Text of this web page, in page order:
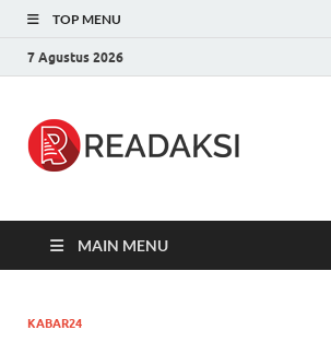
TOP MENU
7 Agustus 2026
MAIN MENU
KABAR24